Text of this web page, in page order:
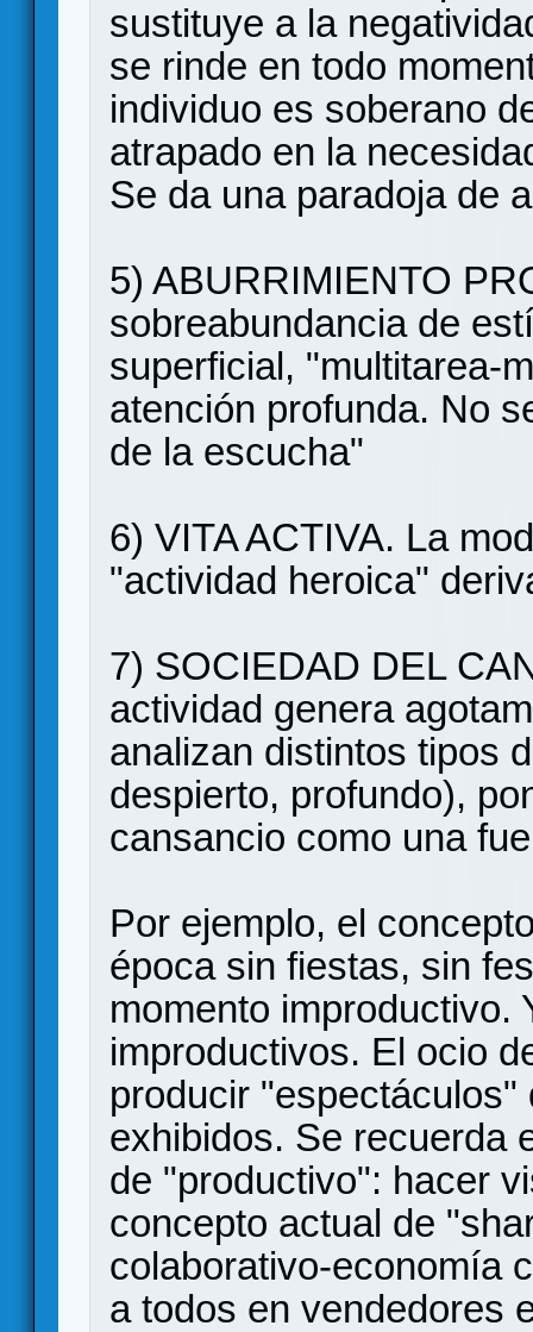
sustituye a la
se rinde en todo
individuo es soberano
atrapado en la
Se da una paradoja de
5) ABURRIMIENTO
sobreabundancia de
superficial, "multitarea-
atención profunda. No
de la escucha"
6) VITA ACTIVA. La
"actividad heroica"
7) SOCIEDAD DEL
actividad genera
analizan distintos tipos
despierto, profundo),
cansancio como una
Por ejemplo, el
época sin fiestas, sin
momento improductivo.
improductivos. El ocio
producir
exhibidos. Se recuerda
de "productivo": hacer
concepto actual de
colaborativo-economía
a todos en vendedores